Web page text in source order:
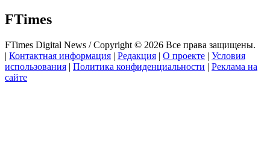
FTimes
FTimes Digital News / Copyright © 2026 Все права защищены.
| Контактная информация | Редакция | О проекте | Условия
использования | Политика конфиденциальности | Реклама на
сайте